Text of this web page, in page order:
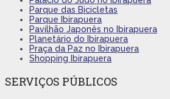
Parque das Bicicletas
Parque Ibirapuera
Pavilhão Japonês no Ibirapuera
Planetário do Ibirapuera
Praça da Paz no Ibirapuera
Shopping Ibirapuera
SERVIÇOS PÚBLICOS